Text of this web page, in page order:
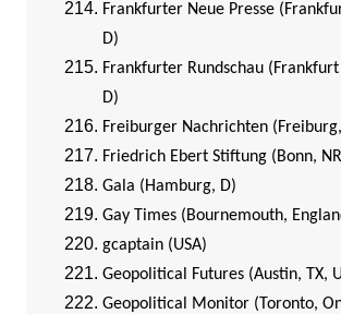
Frankfurter Neue Presse
D)
Frankfurter Rundschau
D)
Freiburger Nachrichten
Friedrich Ebert Stiftung (Bonn,
Gala (Hamburg, D)
Gay Times (Bournemouth,
gcaptain (USA)
Geopolitical Futures (Austin, TX,
Geopolitical Monitor (Toronto,